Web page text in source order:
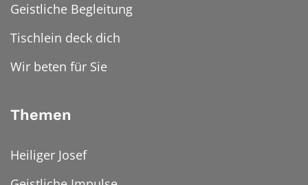
Geistliche Begleitung
Tischlein deck dich
Wir beten für Sie
Themen
Heiliger Josef